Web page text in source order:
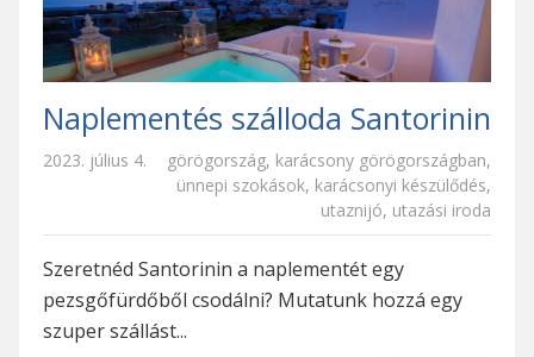
Naplementés szálloda Santorinin
2023. július 4. görögország, karácsony görögországban,
ünnepi szokások, karácsonyi készülődés,
utaznijó, utazási iroda
Szeretnéd Santorinin a naplementét egy
pezsgőfürdőből csodálni? Mutatunk hozzá egy
szuper szállást...